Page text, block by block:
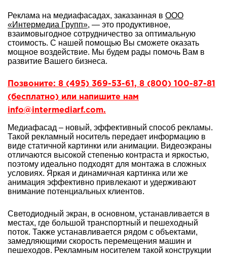
Реклама на медиафасадах, заказанная в ООО
«Интермедиа Групп», — это продуктивное,
взаимовыгодное сотрудничество за оптимальную
стоимость. С нашей помощью Вы сможете оказать
мощное воздействие. Мы будем рады помочь Вам в
развитие Вашего бизнеса.
Позвоните: 8 (495) 369-53-61, 8 (800) 100-87-81
(бесплатно) или напишите нам
info@intermediarf.com.
Медиафасад – новый, эффективный способ рекламы.
Такой рекламный носитель передает информацию в
виде статичной картинки или анимации. Видеоэкраны
отличаются высокой степенью контраста и яркостью,
поэтому идеально подходят для монтажа в сложных
условиях. Яркая и динамичная картинка или же
анимация эффективно привлекают и удерживают
внимание потенциальных клиентов.
Светодиодный экран, в основном, устанавливается в
местах, где большой транспортный и пешеходный
поток. Также устанавливается рядом с объектами,
замедляющими скорость перемещения машин и
пешеходов. Рекламным носителем такой конструкции